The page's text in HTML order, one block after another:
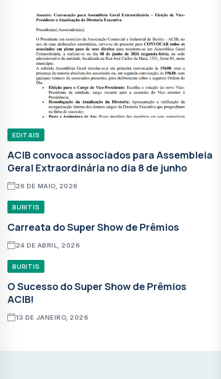
EDITAIS
ACIB convoca associados para Assembleia
Geral Extraordinária no dia 8 de junho
26 DE MAIO, 2026
BURITIS
Carreata do Super Show de Prêmios
24 DE ABRIL, 2026
BURITIS
O Sucesso do Super Show de Prêmios
ACIB!
13 DE JANEIRO, 2026